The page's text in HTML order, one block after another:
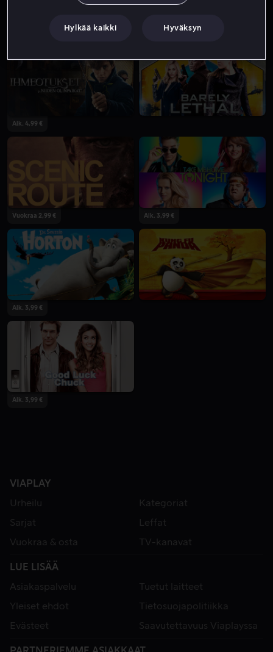
Alk. 3,99 €
Alk. 4,99 €
Vuokraa 2,99 € Alk. 3,99 €
Alk. 3,99 €
Alk. 3,99 €
VIAPLAY
Urheilu
Kategoriat
Sarjat
Leffat
Vuokraa & osta
TV-kanavat
LUE LISÄÄ
Asiakaspalvelu
Tuetut laitteet
Yleiset ehdot
Tietosuojapolitiikka
Evästeet
Saavutettavuus Viaplayssa
Hylkää kaikki Hyväksyn